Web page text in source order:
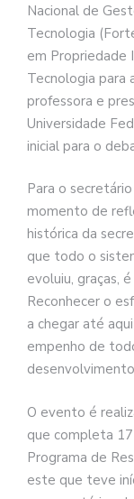
Nacional de
Tecnologia
em Propriedade
Tecnologia para
professora e
Universidade
inicial para o
Para o
momento de
histórica da
que todo o
evoluiu, graças,
Reconhecer o
a chegar até
empenho de
O evento é
que completa
Programa de
este que teve